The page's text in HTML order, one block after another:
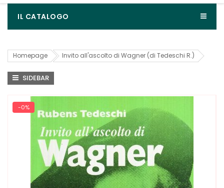
IL CATALOGO
Homepage Invito all'ascolto di Wagner (di Tedeschi R.)
SIDEBAR
-0%